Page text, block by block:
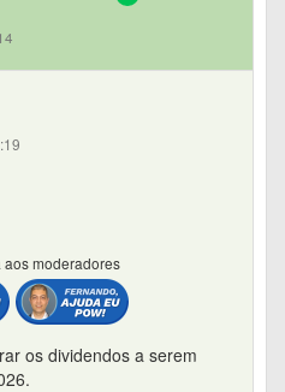
moderadores
os dividendos a serem